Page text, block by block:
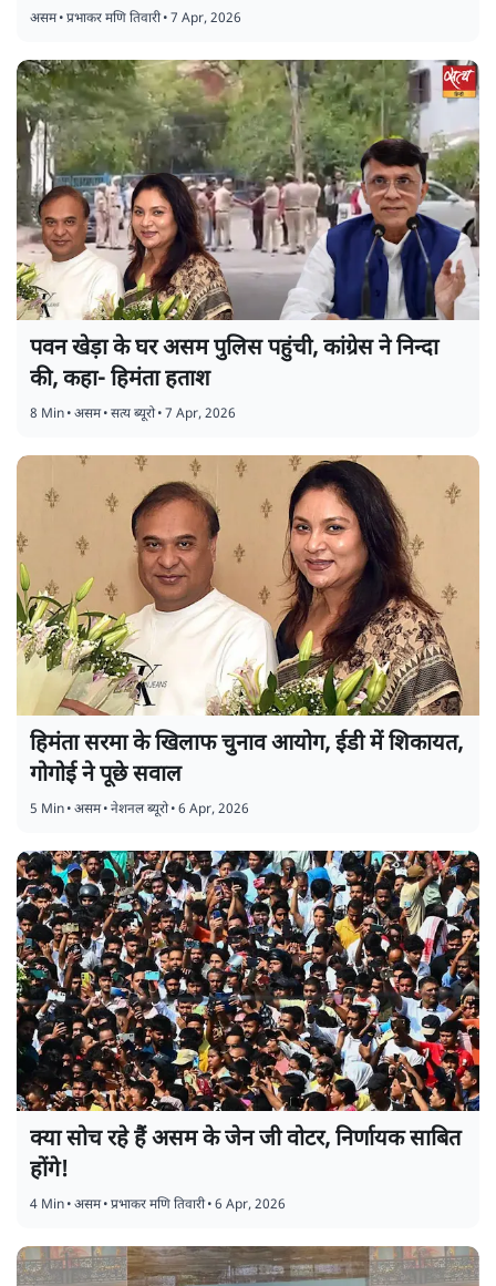
असम•प्रभाकर मणि तिवारी•7 Apr, 2026
पवन खेड़ा के घर असम पुलिस पहुंची, कांग्रेस ने निन्दा
की, कहा- हिमंता हताश
8 Min•असम•सत्य ब्यूरो•7 Apr, 2026
हिमंता सरमा के खिलाफ चुनाव आयोग, ईडी में शिकायत,
गोगोई ने पूछे सवाल
5 Min•असम•नेशनल ब्यूरो•6 Apr, 2026
क्या सोच रहे हैं असम के जेन जी वोटर, निर्णायक साबित
होंगे!
4 Min•असम•प्रभाकर मणि तिवारी•6 Apr, 2026